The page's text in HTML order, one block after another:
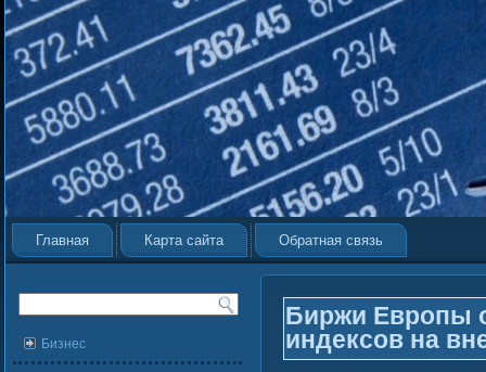
Главная Карта сайта Обратная связь
Бизнес
Биржи Европы
индексов на